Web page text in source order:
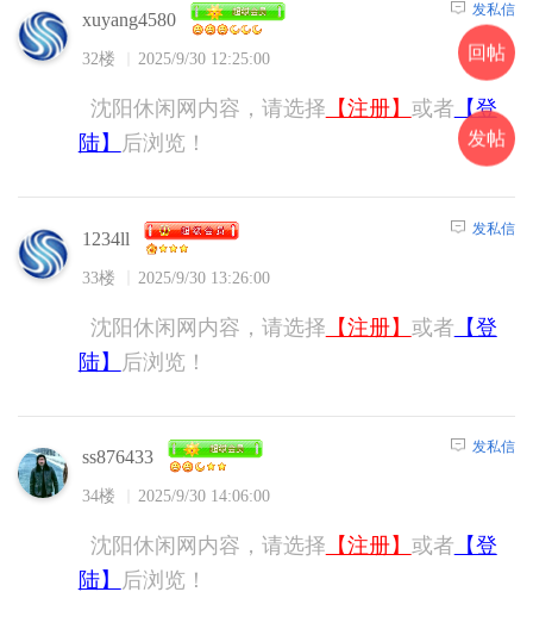
xuyang4580
32楼 2025/9/30 12:25:00
发私信
沈阳休闲网内容，请选择 【注册】 或者 【登
陆】
后浏览！
1234ll
33楼 2025/9/30 13:26:00
发私信
沈阳休闲网内容，请选择 【注册】 或者 【登
陆】
后浏览！
ss876433
34楼 2025/9/30 14:06:00
发私信
沈阳休闲网内容，请选择 【注册】 或者 【登
陆】
后浏览！
回帖
发帖